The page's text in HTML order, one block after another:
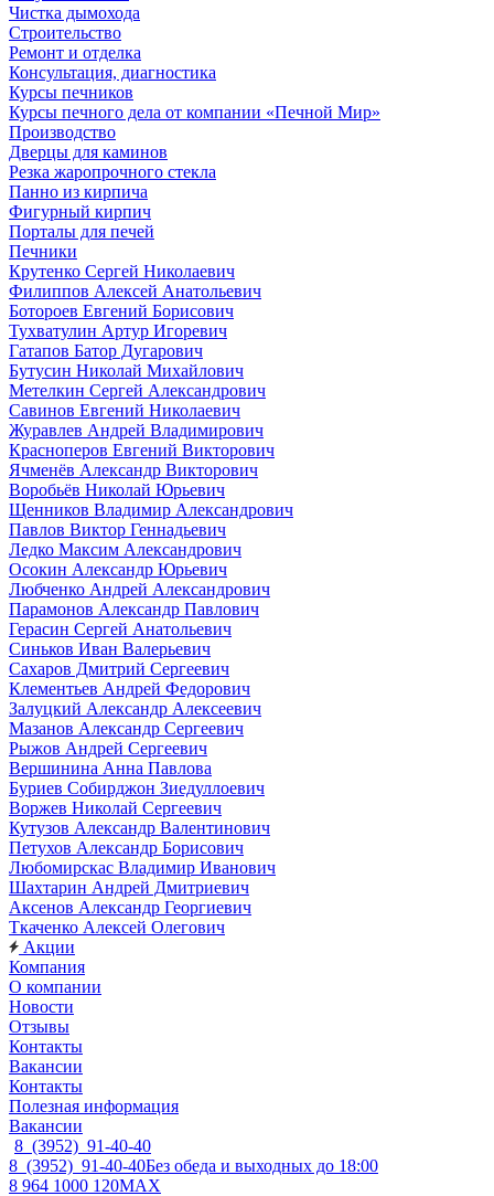
Чистка дымохода
Строительство
Ремонт и отделка
Консультация, диагностика
Курсы печников
Курсы печного дела от компании «Печной Мир»
Производство
Дверцы для каминов
Резка жаропрочного стекла
Панно из кирпича
Фигурный кирпич
Порталы для печей
Печники
Крутенко Сергей Николаевич
Филиппов Алексей Анатольевич
Ботороев Евгений Борисович
Тухватулин Артур Игоревич
Гатапов Батор Дугарович
Бутусин Николай Михайлович
Метелкин Сергей Александрович
Савинов Евгений Николаевич
Журавлев Андрей Владимирович
Красноперов Евгений Викторович
Ячменёв Александр Викторович
Воробьёв Николай Юрьевич
Щенников Владимир Александрович
Павлов Виктор Геннадьевич
Ледко Максим Александрович
Осокин Александр Юрьевич
Любченко Андрей Александрович
Парамонов Александр Павлович
Герасин Сергей Анатольевич
Синьков Иван Валерьевич
Сахаров Дмитрий Сергеевич
Клементьев Андрей Федорович
Залуцкий Александр Алексеевич
Мазанов Александр Сергеевич
Рыжов Андрей Сергеевич
Вершинина Анна Павлова
Буриев Собирджон Зиедуллоевич
Воржев Николай Сергеевич
Кутузов Александр Валентинович
Петухов Александр Борисович
Любомирскас Владимир Иванович
Шахтарин Андрей Дмитриевич
Аксенов Александр Георгиевич
Ткаченко Алексей Олегович
Акции
Компания
О компании
Новости
Отзывы
Контакты
Вакансии
Контакты
Полезная информация
Вакансии
8 (3952) 91-40-40
8 (3952) 91-40-40Без обеда и выходных до 18:00
8 964 1000 120MAX